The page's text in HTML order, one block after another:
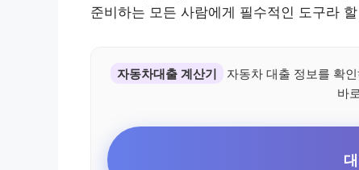
준비하는 모든 사람에게 필수적인 도구라
자동차대출 계산기
자동차 대출 정보를 확
바